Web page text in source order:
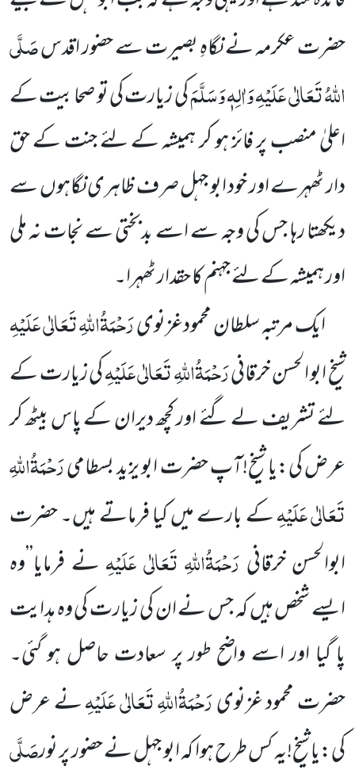
حضرت عکرمہ نے نگاہِ بصیرتسے حضور اقدسصَلَّی
اللہُ تَعَالٰی عَلَیْہِ وَاٰلِہٖ وَسَلَّمَکی زیارت کی تو صحابیت کے
اعلیٰ منصب پر فائز ہو کر ہمیشہ کے لئے جنت کےحق
دار ٹھہرے اور خود ابو جہل صرف ظاہری نگاہوں سے
دیکھتا رہا جس کی وجہ سے اسے بدبختی سے نجات نہ ملی
اور ہمیشہ کے لئے جہنم کا حقدار ٹھہرا۔
ایک مرتبہ سلطان محمودغزنویرَحْمَۃُاللہِ تَعَالٰی عَلَیْہِ
شیخ ابو الحسن خرقانیرَحْمَۃُاللہِ تَعَالٰی عَلَیْہِکی زیارت کے
لئے تشریفلے گئے اور کچھ دیران کے پاس بیٹھ کر
عرض کی:یا شیخ!آپ حضرت ابو یزید بسطامیرَحْمَۃُاللہِ
تَعَالٰی عَلَیْہِکے بارے میں کیافرماتے ہیں۔ حضرت
ابوالحسن خرقانیرَحْمَۃُاللہِ تَعَالٰی عَلَیْہِنے فرمایا’’وہ
ایسے شخص ہیں کہ جس نے ان کی زیارت کی وہ ہدایت
پا گیا اور اسے واضح طور پر سعادت حاصل ہو گئی۔
حضرت محمود غزنویرَحْمَۃُاللہِ تَعَالٰی عَلَیْہِنے عرض
کی:یا شیخ!یہ کس طرحہوا کہ ابو جہل نے حضور پر نورصَلَّی